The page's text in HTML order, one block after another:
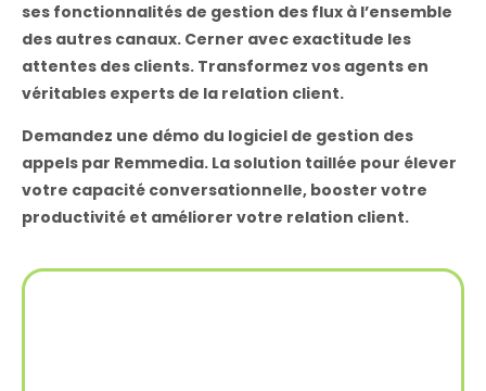
ses fonctionnalités de gestion des flux à l’ensemble
des autres canaux. Cerner avec exactitude les
attentes des clients. Transformez vos agents en
véritables experts de la relation client.
Demandez une démo du logiciel de gestion des
appels par Remmedia. La solution taillée pour élever
votre capacité conversationnelle, booster votre
productivité et améliorer votre relation client.